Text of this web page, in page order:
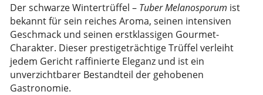
Der schwarze Wintertrüffel – Tuber Melanosporum ist
bekannt für sein reiches Aroma, seinen intensiven
Geschmack und seinen erstklassigen Gourmet-
Charakter. Dieser prestigeträchtige Trüffel verleiht
jedem Gericht raffinierte Eleganz und ist ein
unverzichtbarer Bestandteil der gehobenen
Gastronomie.